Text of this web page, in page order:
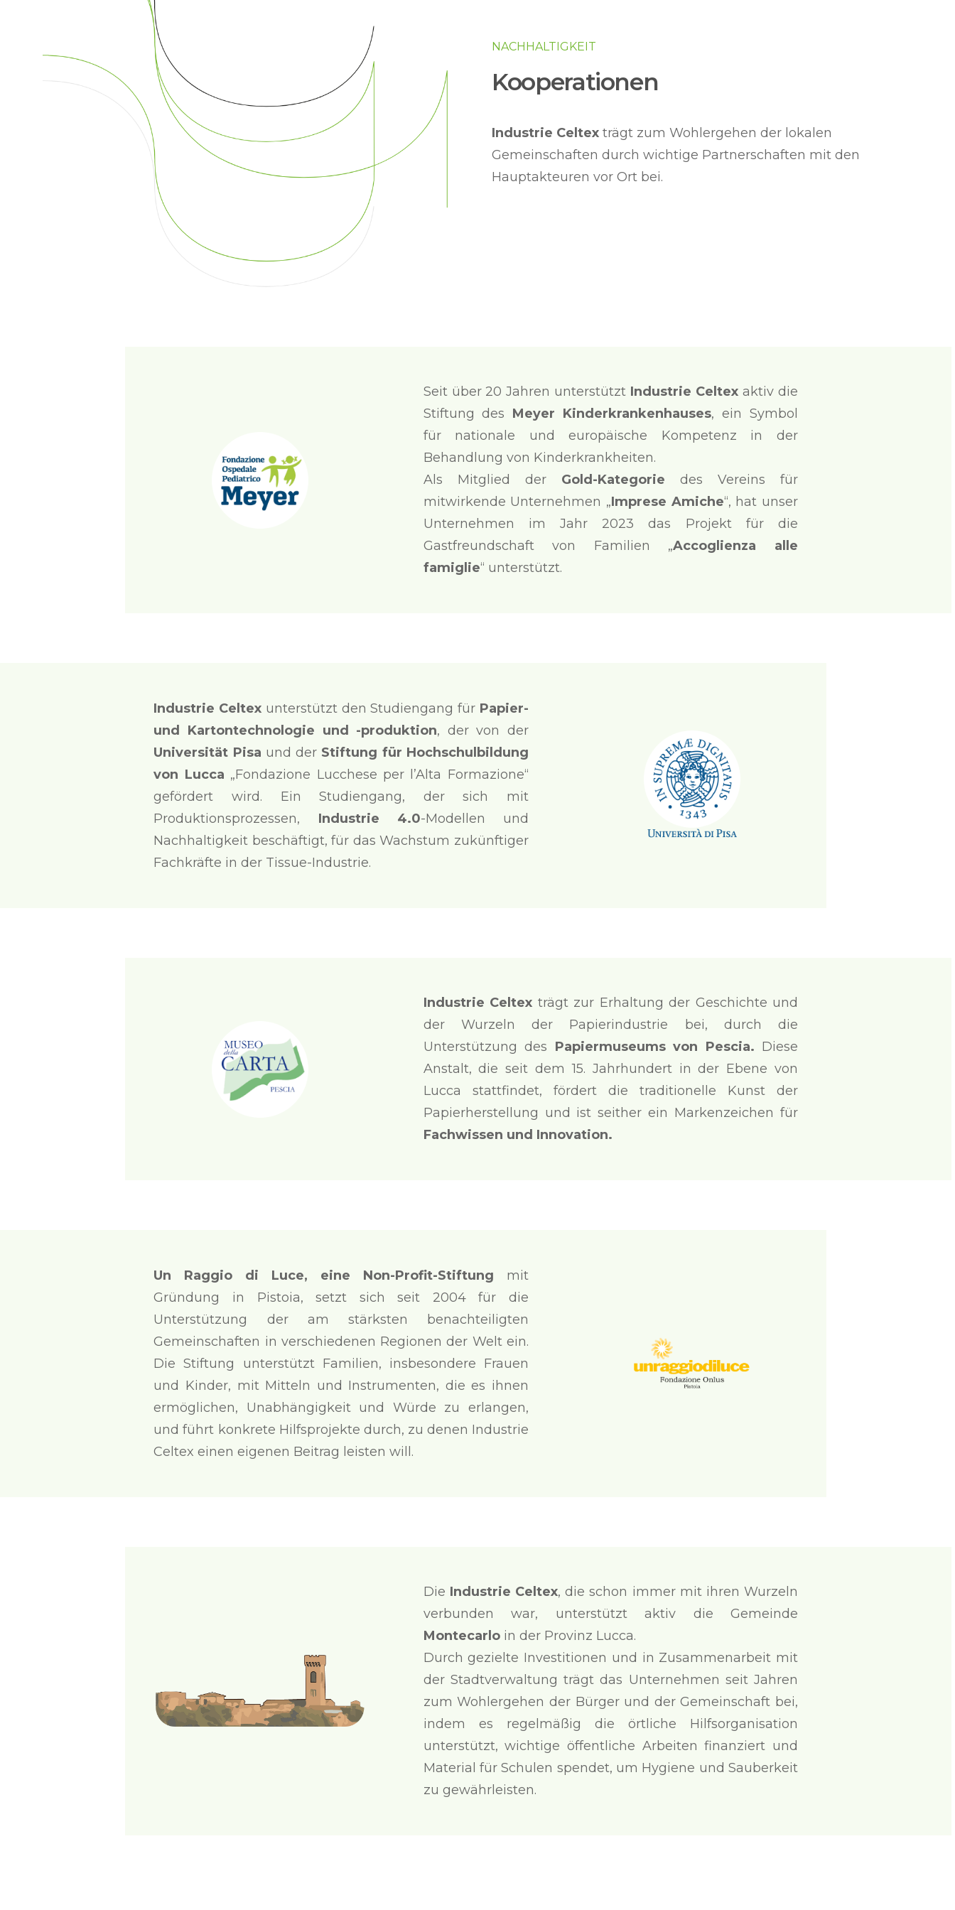
NACHHALTIGKEIT
Kooperationen
Industrie Celtex trägt zum Wohlergehen der lokalen
Gemeinschaften durch wichtige Partnerschaften mit den
Hauptakteuren vor Ort bei.
Seit über 20 Jahren unterstützt Industrie Celtex aktiv die
Stiftung des Meyer Kinderkrankenhauses, ein Symbol
für nationale und europäische Kompetenz in der
Behandlung von Kinderkrankheiten.
Als Mitglied der Gold-Kategorie des Vereins für
mitwirkende Unternehmen „Imprese Amiche“, hat unser
Unternehmen im Jahr 2023 das Projekt für die
Gastfreundschaft von Familien „Accoglienza alle
famiglie“ unterstützt.
Industrie Celtex unterstützt den Studiengang für Papier-
und Kartontechnologie und -produktion, der von der
Universität Pisa und der Stiftung für Hochschulbildung
von Lucca „Fondazione Lucchese per l’Alta Formazione“
gefördert wird. Ein Studiengang, der sich mit
Produktionsprozessen, Industrie 4.0-Modellen und
Nachhaltigkeit beschäftigt, für das Wachstum zukünftiger
Fachkräfte in der Tissue-Industrie.
Industrie Celtex trägt zur Erhaltung der Geschichte und
der Wurzeln der Papierindustrie bei, durch die
Unterstützung des Papiermuseums von Pescia. Diese
Anstalt, die seit dem 15. Jahrhundert in der Ebene von
Lucca stattfindet, fördert die traditionelle Kunst der
Papierherstellung und ist seither ein Markenzeichen für
Fachwissen und Innovation.
Un Raggio di Luce, eine Non-Profit-Stiftung mit
Gründung in Pistoia, setzt sich seit 2004 für die
Unterstützung der am stärksten benachteiligten
Gemeinschaften in verschiedenen Regionen der Welt ein.
Die Stiftung unterstützt Familien, insbesondere Frauen
und Kinder, mit Mitteln und Instrumenten, die es ihnen
ermöglichen, Unabhängigkeit und Würde zu erlangen,
und führt konkrete Hilfsprojekte durch, zu denen Industrie
Celtex einen eigenen Beitrag leisten will.
Die Industrie Celtex, die schon immer mit ihren Wurzeln
verbunden war, unterstützt aktiv die Gemeinde
Montecarloin der Provinz Lucca.
Durch gezielte Investitionen und in Zusammenarbeit mit
der Stadtverwaltung trägt das Unternehmen seit Jahren
zum Wohlergehen der Bürger und der Gemeinschaft bei,
indem es regelmäßig die örtliche Hilfsorganisation
unterstützt, wichtige öffentliche Arbeiten finanziert und
Material für Schulen spendet, um Hygiene und Sauberkeit
zu gewährleisten.